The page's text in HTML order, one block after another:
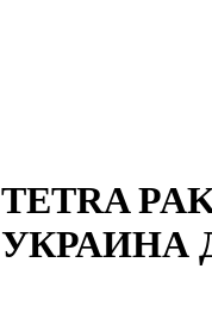
TETRA
УКРАИНА